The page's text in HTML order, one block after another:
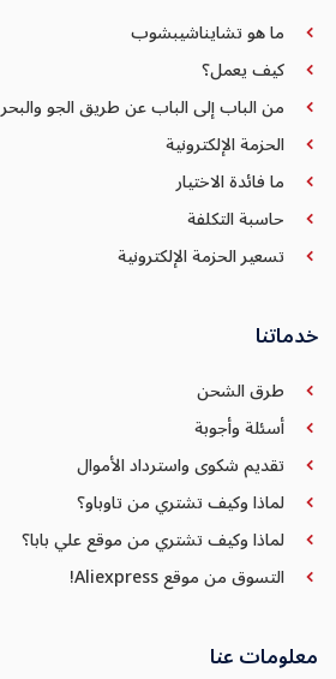
ما هو تشايناشيبشوب
كيف يعمل؟
من الباب إلى الباب عن طريق الجو والبحر
الحزمة الإلكترونية
ما فائدة الاختيار
حاسبة التكلفة
تسعير الحزمة الإلكترونية
خدماتنا
طرق الشحن
أسئلة وأجوبة
تقديم شكوى واسترداد الأموال
لماذا وكيف تشتري من تاوباو؟
لماذا وكيف تشتري من موقع علي بابا؟
التسوق من موقع Aliexpress!
معلومات عنا